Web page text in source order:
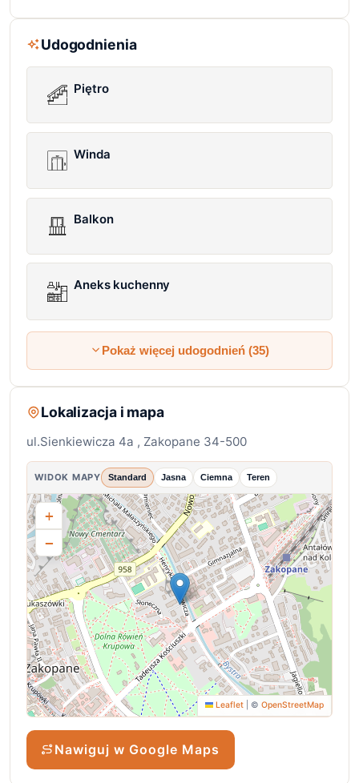
Lokalizacja i mapa
ul.Sienkiewicza 4a , Zakopane 34-500
WIDOK MAPY Standard Jasna Ciemna Teren
+
−
Leaflet ©OpenStreetMap
Nawiguj w Google Maps
Udogodnienia
Piętro
Winda
Balkon
Aneks kuchenny
Pokaż więcej udogodnień (35)